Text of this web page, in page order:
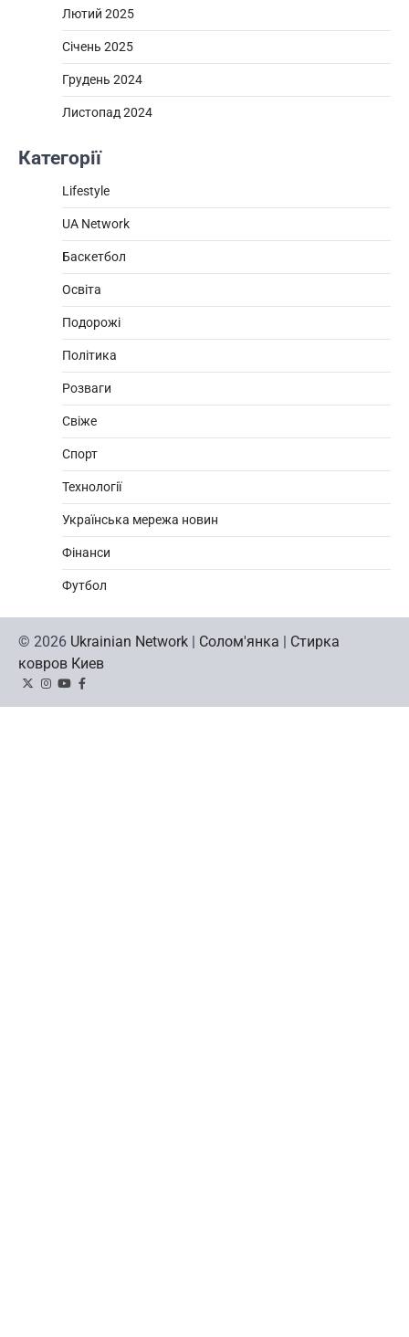
Лютий 2025
Січень 2025
Грудень 2024
Листопад 2024
Категорії
Lifestyle
UA Network
Баскетбол
Освіта
Подорожі
Політика
Розваги
Свіже
Спорт
Технології
Українська мережа новин
Фінанси
Футбол
© 2026 Ukrainian Network | Солом'янка | Стирка
ковров Киев
TwitterInstagram
YouTubeFacebook